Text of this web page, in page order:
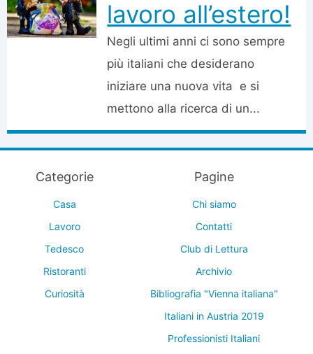
lavoro all’estero!
Negli ultimi anni ci sono sempre
più italiani che desiderano
iniziare una nuova vita e si
mettono alla ricerca di un...
Categorie
Casa
Lavoro
Tedesco
Ristoranti
Curiosità
Pagine
Chi siamo
Contatti
Club di Lettura
Archivio
Bibliografia "Vienna italiana"
Italiani in Austria 2019
Professionisti Italiani